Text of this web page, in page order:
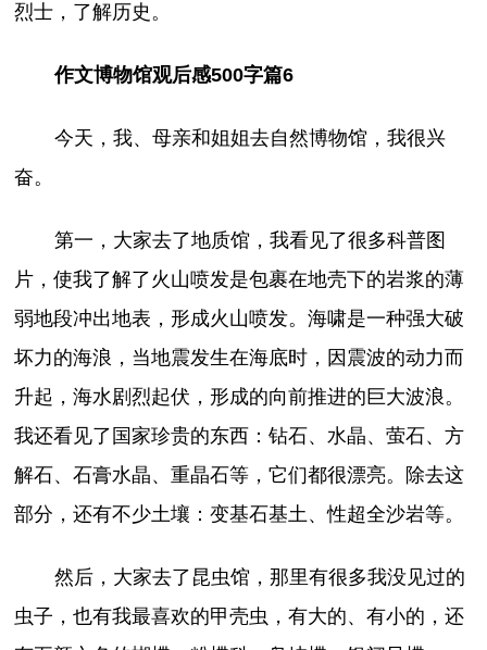
烈士，了解历史。
作文博物馆观后感500字篇6
今天，我、母亲和姐姐去自然博物馆，我很兴
奋。
第一，大家去了地质馆，我看见了很多科普图
片，使我了解了火山喷发是包裹在地壳下的岩浆的薄
弱地段冲出地表，形成火山喷发。海啸是一种强大破
坏力的海浪，当地震发生在海底时，因震波的动力而
升起，海水剧烈起伏，形成的向前推进的巨大波浪。
我还看见了国家珍贵的东西：钻石、水晶、萤石、方
解石、石膏水晶、重晶石等，它们都很漂亮。除去这
部分，还有不少土壤：变基石基土、性超全沙岩等。
然后，大家去了昆虫馆，那里有很多我没见过的
虫子，也有我最喜欢的甲壳虫，有大的、有小的，还